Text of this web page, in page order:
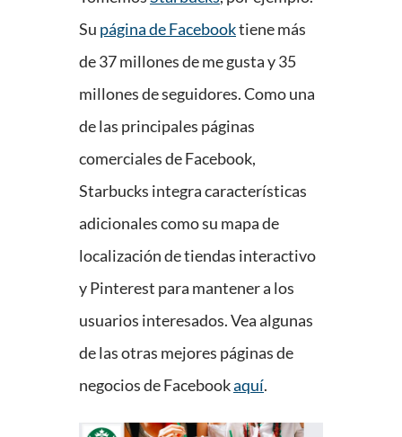
Su página de Facebooktiene más
de 37 millones de me gusta y 35
millones de seguidores. Como una
de las principales páginas
comerciales de Facebook,
Starbucks integra características
adicionales como su mapa de
localización de tiendas interactivo
y Pinterest para mantener a los
usuarios interesados. Vea algunas
de las otras mejores páginas de
negocios de Facebookaquí.